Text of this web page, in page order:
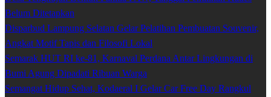
Belum Ditetapkan
Disparbud Lampung Selatan Gelar Pelatihan Pembuatan Souvenir,
Angkat Motif Tapis dan Filosofi Lokal
Semarak HUT RI ke-81, Karnaval Perdana Antar Lingkungan di
Bumi Agung Dipadati Ribuan Warga
Semangat Hidup Sehat, Kodaeral I Gelar Car Free Day Rangkul